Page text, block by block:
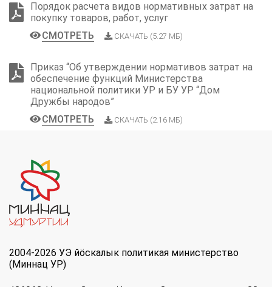
Порядок расчета видов нормативных затрат на
покупку товаров, работ, услуг
СМОТРЕТЬ
СКАЧАТЬ (5.27 МБ)
Приказ “Об утверждении нормативов затрат на
обеспечение функций Министерства
национальной политики УР и БУ УР “Дом
Дружбы народов”
СМОТРЕТЬ
СКАЧАТЬ (2.16 МБ)
2004-2026 УЭ йöскалык политикая министерство
(Миннац УР)